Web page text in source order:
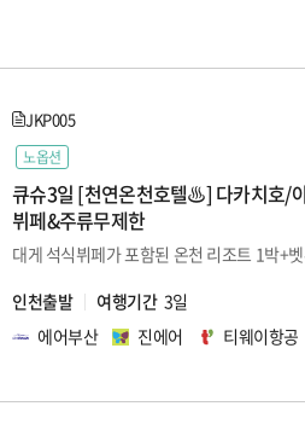
JKP005
노옵션
큐슈3일 [천연온천호텔♨] 다카치호/
뷔페&주류무제한
인천출발
여행기간 3일
에어부산
진에어 티웨이항공